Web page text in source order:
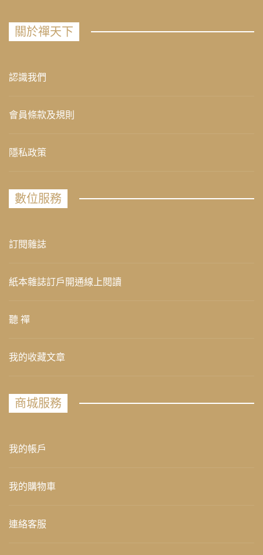
關於禪天下
認識我們
會員條款及規則
隱私政策
數位服務
訂閱雜誌
紙本雜誌訂戶開通線上閱讀
聽 禪
我的收藏文章
商城服務
我的帳戶
我的購物車
連絡客服